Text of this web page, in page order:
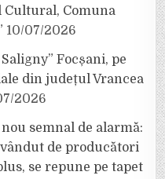
Comuna
10/07/2026
Focșani, pe
din județul Vrancea
2026
semnal de alarmă:
de producători
se repune pe tapet